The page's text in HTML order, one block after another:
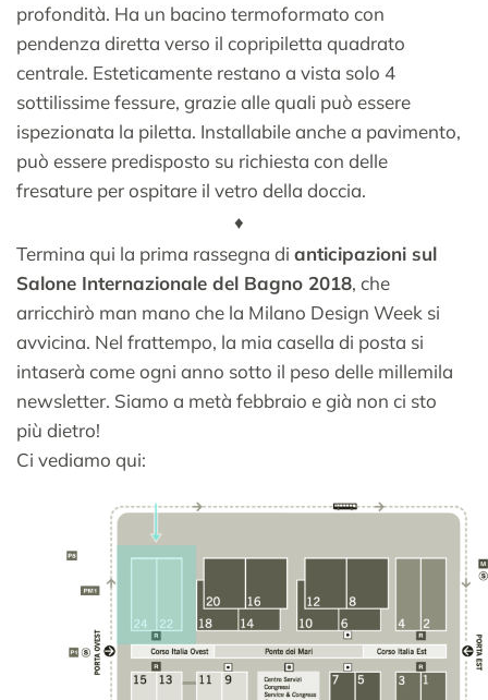
profondità. Ha un bacino termoformato con
pendenza diretta verso il copripiletta quadrato
centrale. Esteticamente restano a vista solo 4
sottilissime fessure, grazie alle quali può essere
ispezionata la piletta. Installabile anche a pavimento,
può essere predisposto su richiesta con delle
fresature per ospitare il vetro della doccia.
♦
Termina qui la prima rassegna di anticipazioni sul
Salone Internazionale del Bagno 2018, che
arricchirò man mano che la Milano Design Week si
avvicina. Nel frattempo, la mia casella di posta si
intaserà come ogni anno sotto il peso delle millemila
newsletter. Siamo a metà febbraio e già non ci sto
più dietro!
Ci vediamo qui: